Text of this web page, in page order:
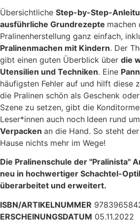
Übersichtliche Step-by-Step-
ausführliche Grundrezepte machen
Pralinenherstellung ganz einfach,
Pralinenmachen mit Kindern. Der
gibt einen guten Überblick über die
Utensilien und Techniken. Eine
häufigsten Fehler auf und hilft diese
die Pralinen schön als Geschenk
Szene zu setzen, gibt die
Leser*innen auch noch Ideen rund um
Verpacken an die Hand. So steht
Hause nichts mehr im Wege!
Die Pralinenschule der "Pralinista"
neu in hochwertiger Schachtel-
überarbeitet und erweitert.
ISBN/ARTIKELNUMMER
ERSCHEINUNGSDATUM 05.11.2022